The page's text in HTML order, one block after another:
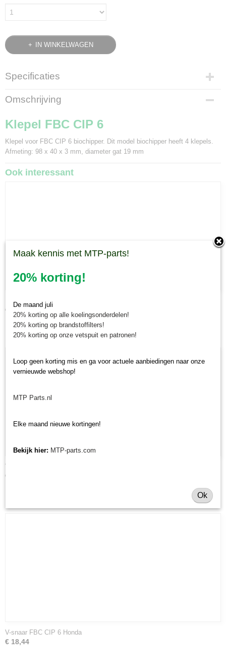
IN WINKELWAGEN
Specificaties
Bruto gewicht
0,08 Kg
Omschrijving
Klepel FBC CIP 6
Klepel voor FBC CIP 6 biochipper. Dit model biochipper heeft 4 klepels.
Afmeting: 98 x 40 x 3 mm, diameter gat 19 mm
Ook interessant
Mesbout FBC CIP
€ 3,02
V-snaar FBC CIP6 PTO
€ 17,59
V-snaar FBC CIP 6 Honda
€ 18,44
Maak kennis met MTP-parts!
20% korting!
De maand juli
20% korting op alle koelingsonderdelen!
20% korting op brandstoffilters!
20% korting op onze vetspuit en patronen!
Loop geen korting mis en ga voor actuele aanbiedingen naar onze
vernieuwde webshop!
MTP Parts.nl
Elke maand nieuwe kortingen!
Bekijk hier: MTP-parts.com
Ok